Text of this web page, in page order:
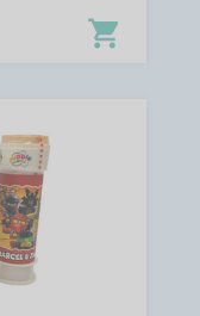
shopping_cart